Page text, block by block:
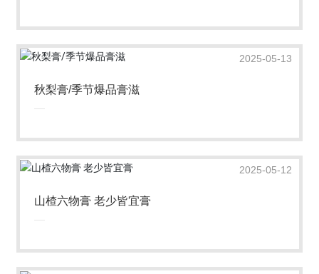
2025-05-13
秋梨膏/季节爆品膏滋
2025-05-12
山楂六物膏 老少皆宜膏